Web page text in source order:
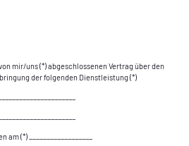
mir/uns (*) abgeschlossenen Vertrag über den
der folgenden Dienstleistung (*)
(*) __________________